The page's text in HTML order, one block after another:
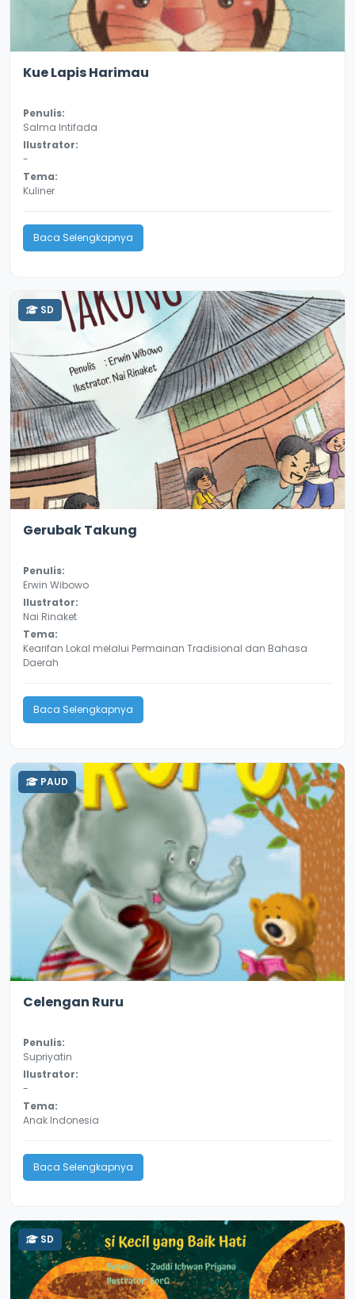
Kue Lapis Harimau
Penulis:
Salma Intifada
Ilustrator:
-
Tema:
Kuliner
Baca Selengkapnya
SD
Gerubak Takung
Penulis:
Erwin Wibowo
Ilustrator:
Nai Rinaket
Tema:
Kearifan Lokal melalui Permainan Tradisional dan Bahasa
Daerah
Baca Selengkapnya
PAUD
Celengan Ruru
Penulis:
Supriyatin
Ilustrator:
-
Tema:
Anak Indonesia
Baca Selengkapnya
SD